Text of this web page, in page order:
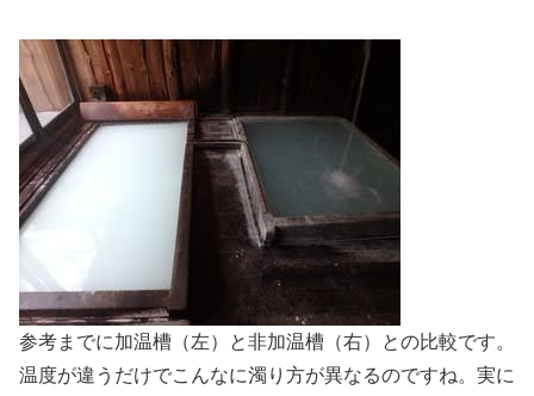
参考までに加温槽（左）と非加温槽（右）との比較です。
温度が違うだけでこんなに濁り方が異なるのですね。実に